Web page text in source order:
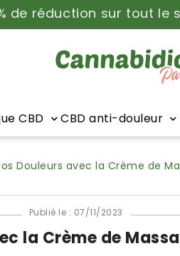
de réduction sur tout le
CBD CBD anti-douleur
Douleurs avec la Crème de
Publié le : 07/11/2023
la Crème de